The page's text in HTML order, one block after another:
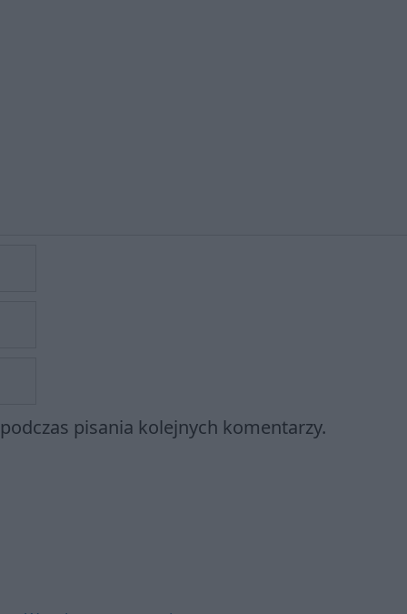
pisania kolejnych komentarzy.